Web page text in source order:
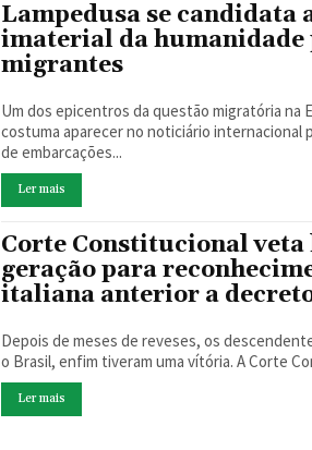
Lampedusa se candidata
imaterial da humanidade
migrantes
Um dos epicentros da questão migratória na
costuma aparecer no noticiário internacional
de embarcações...
Ler mais
Corte Constitucional
geração para
italiana anterior a
Depois de meses de reveses, os
o Brasil, enfim tiveram uma vítória. A Corte
Ler mais